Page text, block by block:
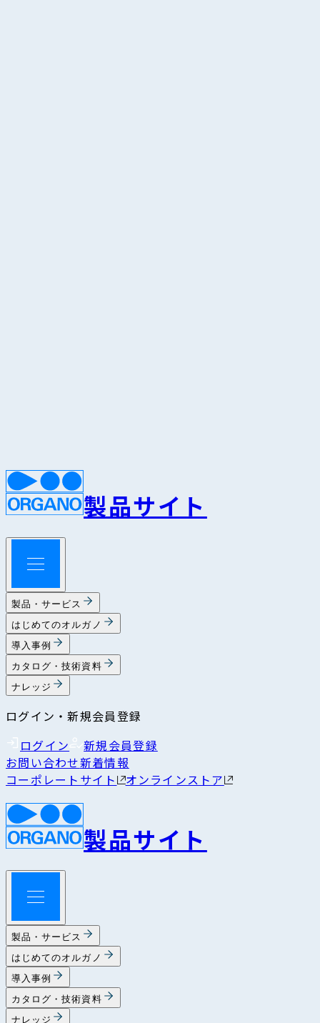
製品サイト
製品・サービス
はじめてのオルガノ
導入事例
カタログ・技術資料
ナレッジ
ログイン・新規会員登録
ログイン
新規会員登録
お問い合わせ新着情報
コーポレートサイト
オンラインストア
製品サイト
製品・サービス
はじめてのオルガノ
導入事例
カタログ・技術資料
ナレッジ